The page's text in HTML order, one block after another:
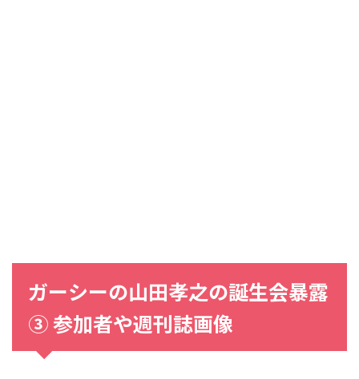
ガーシーの山田孝之の誕生会暴露
③ 参加者や週刊誌画像